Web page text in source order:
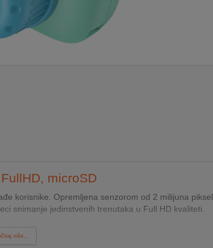
microSD
korisnike. Opremljena senzorom od 2 milijuna
snimanje jedinstvenih trenutaka u Full HD kvaliteti.
više...